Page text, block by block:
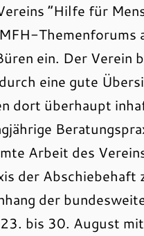
“Hilfe für
ein. Der
eine gute
dort überhaupt
Arbeit des
der Abschiebehaft
der
bis 30. August